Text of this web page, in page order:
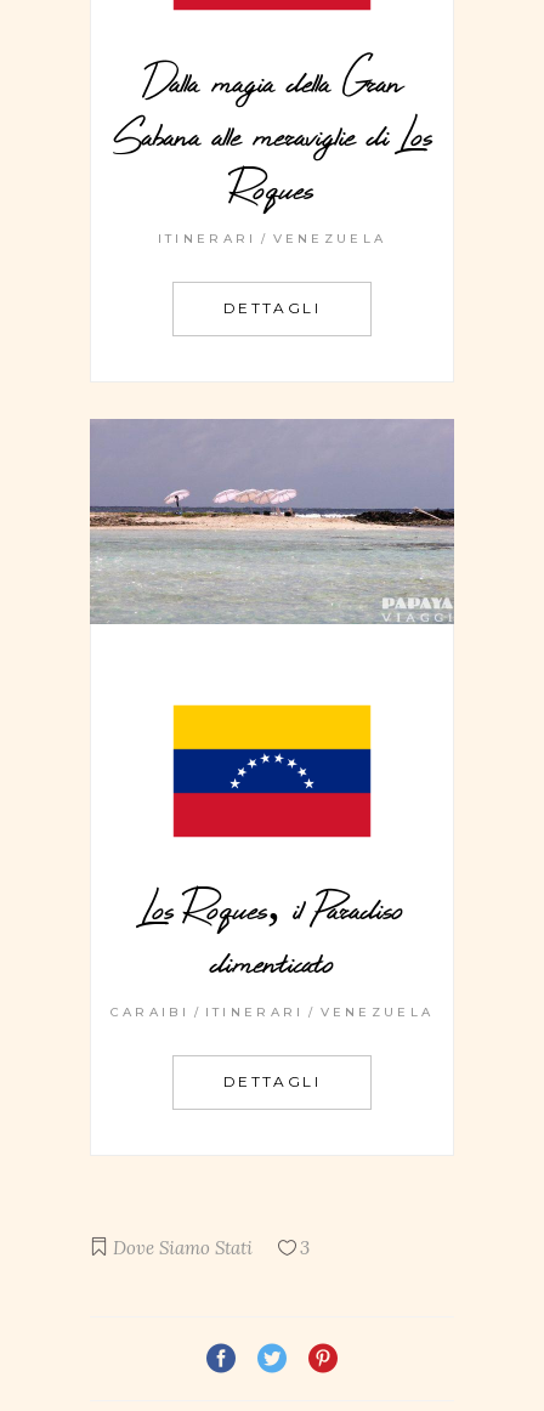
Dalla magia della Gran
Sabana alle meraviglie di Los
Roques
ITINERARI VENEZUELA
DETTAGLI
Los Roques, il Paradiso
dimenticato
CARAIBI ITINERARI VENEZUELA
DETTAGLI
Dove Siamo Stati 3